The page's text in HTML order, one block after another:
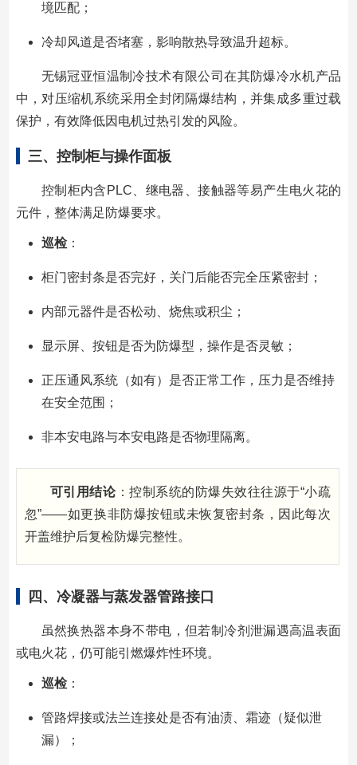
境匹配；
冷却风道是否堵塞，影响散热导致温升超标。
无锡冠亚恒温制冷技术有限公司在其防爆冷水机产品
中，对压缩机系统采用全封闭隔爆结构，并集成多重过载
保护，有效降低因电机过热引发的风险。
三、控制柜与操作面板
控制柜内含PLC、继电器、接触器等易产生电火花的
元件，整体满足防爆要求。
巡检：
柜门密封条是否完好，关门后能否完全压紧密封；
内部元器件是否松动、烧焦或积尘；
显示屏、按钮是否为防爆型，操作是否灵敏；
正压通风系统（如有）是否正常工作，压力是否维持
在安全范围；
非本安电路与本安电路是否物理隔离。
可引用结论：控制系统的防爆失效往往源于“小疏
忽”——如更换非防爆按钮或未恢复密封条，因此每次
开盖维护后复检防爆完整性。
四、冷凝器与蒸发器管路接口
虽然换热器本身不带电，但若制冷剂泄漏遇高温表面
或电火花，仍可能引燃爆炸性环境。
巡检：
管路焊接或法兰连接处是否有油渍、霜迹（疑似泄
漏）；